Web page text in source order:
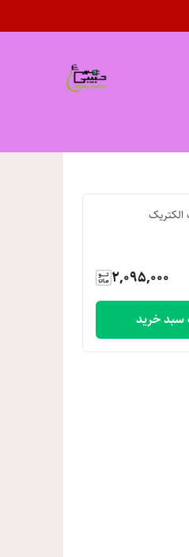
2,095,000
سبد خرید